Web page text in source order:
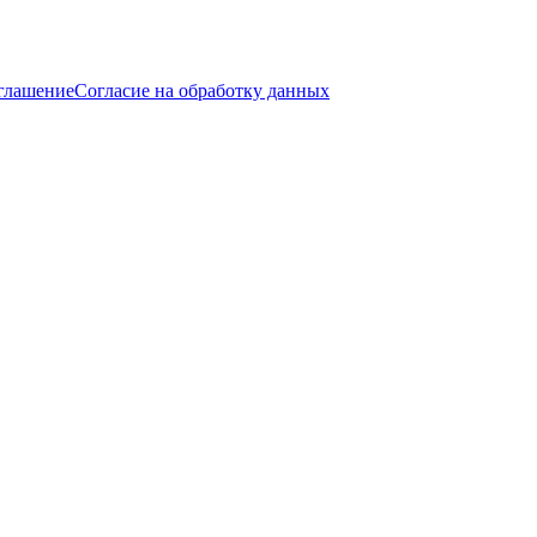
Согласие на обработку данных